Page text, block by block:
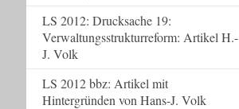
LS 2012: Drucksache 19:
Verwaltungsstrukturreform: Artikel H.-
J. Volk
LS 2012 bbz: Artikel mit
Hintergründen von Hans-J. Volk